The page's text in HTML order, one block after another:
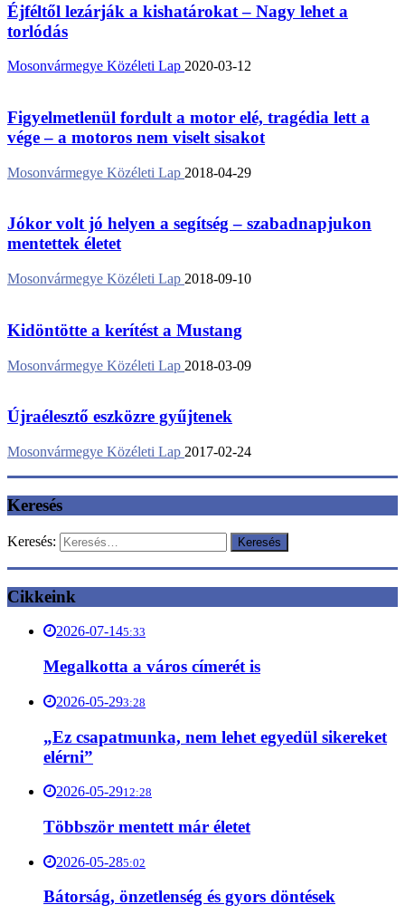
Éjféltől lezárják a kishatárokat – Nagy lehet a
torlódás
Mosonvármegye Közéleti Lap 2020-03-12
Figyelmetlenül fordult a motor elé, tragédia lett a
vége – a motoros nem viselt sisakot
Mosonvármegye Közéleti Lap 2018-04-29
Jókor volt jó helyen a segítség – szabadnapjukon
mentettek életet
Mosonvármegye Közéleti Lap 2018-09-10
Kidöntötte a kerítést a Mustang
Mosonvármegye Közéleti Lap 2018-03-09
Újraélesztő eszközre gyűjtenek
Mosonvármegye Közéleti Lap 2017-02-24
Keresés
Keresés:
Cikkeink
2026-07-145:33
Megalkotta a város címerét is
2026-05-293:28
„Ez csapatmunka, nem lehet egyedül sikereket
elérni”
2026-05-2912:28
Többször mentett már életet
2026-05-285:02
Bátorság, önzetlenség és gyors döntések